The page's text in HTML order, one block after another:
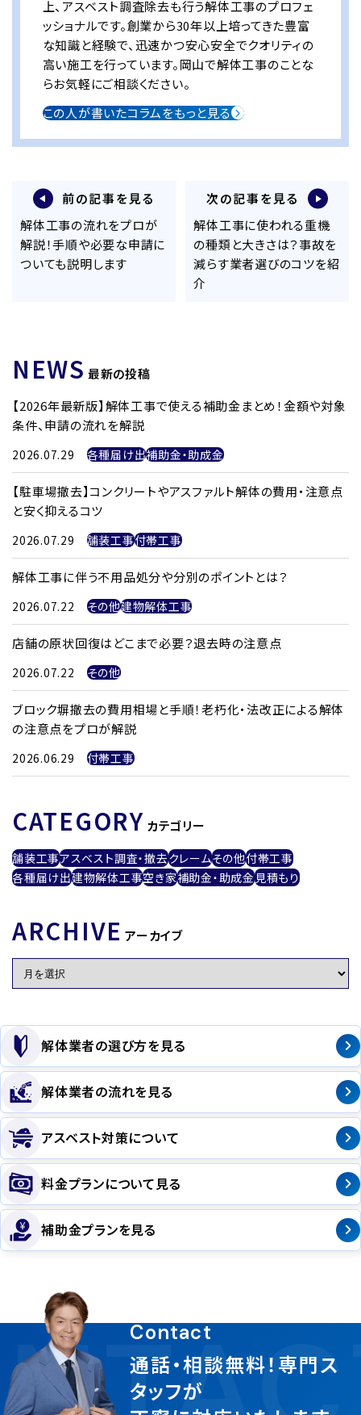
上、アスベスト調査除去も行う解体工事のプロフェ
ッショナルです。創業から30年以上培ってきた豊富
な知識と経験で、迅速かつ安心安全でクオリティの
高い施工を行っています。岡山で解体工事のことな
らお気軽にご相談ください。
この人が書いたコラムをもっと見る
前の記事を見る
解体工事の流れをプロが
解説！手順や必要な申請に
ついても説明します
次の記事を見る
解体工事に使われる重機
の種類と大きさは？事故を
減らす業者選びのコツを紹
介
NEWS 最新の投稿
【2026年最新版】解体工事で使える補助金まとめ！金額や対象
条件、申請の流れを解説
2026.07.29 各種届け出補助金・助成金
【駐車場撤去】コンクリートやアスファルト解体の費用・注意点
と安く抑えるコツ
2026.07.29 舗装工事付帯工事
解体工事に伴う不用品処分や分別のポイントとは？
2026.07.22 その他建物解体工事
店舗の原状回復はどこまで必要？退去時の注意点
2026.07.22 その他
ブロック塀撤去の費用相場と手順！老朽化・法改正による解体
の注意点をプロが解説
2026.06.29 付帯工事
CATEGORY カテゴリー
舗装工事アスベスト調査・撤去クレームその他付帯工事
各種届け出建物解体工事空き家補助金・助成金見積もり
ARCHIVE アーカイブ
解体業者の選び方を見る
解体業者の流れを見る
アスベスト対策について
料金プランについて見る
補助金プランを見る
Contact
通話・相談無料！専門ス
タッフが